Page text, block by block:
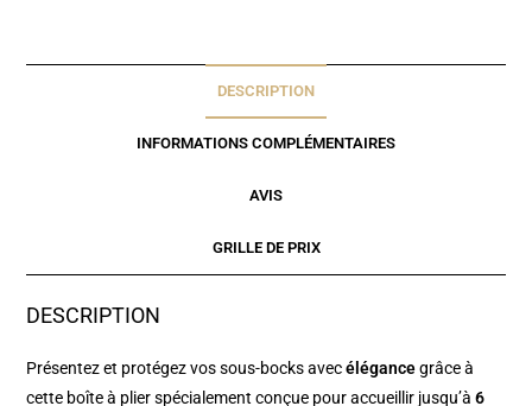
DESCRIPTION
INFORMATIONS COMPLÉMENTAIRES
AVIS
GRILLE DE PRIX
DESCRIPTION
Présentez et protégez vos sous-bocks avecélégancegrâce à
cette boîte à plier spécialement conçue pour accueillir jusqu’à6